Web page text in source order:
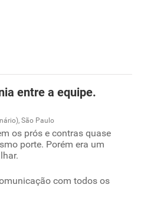
entre a equipe.
São Paulo
os prós e contras quase
porte. Porém era um
com todos os